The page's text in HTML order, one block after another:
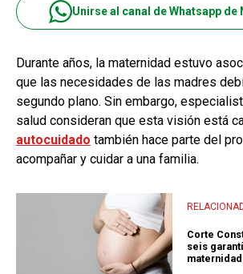
Unirse al canal de Whatsapp de
Durante años, la maternidad estuvo
que las necesidades de las madres
segundo plano. Sin embargo,
salud consideran que esta visión está
autocuidado también hace parte del
acompañar y cuidar a una familia.
Corte
seis
maternidad